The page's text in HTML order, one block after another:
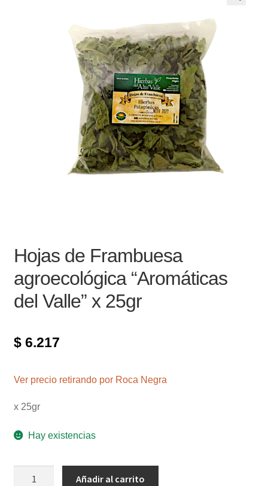
Preguntas Frecuentes
Receso de verano
Retirando en Roca Negra
Sugerencias y consultas
Hojas de Frambuesa
agroecológica “Aromáticas
del Valle” x 25gr
$6.217
Ver precio retirando por Roca Negra
x 25gr
Hay existencias
Añadir al carrito